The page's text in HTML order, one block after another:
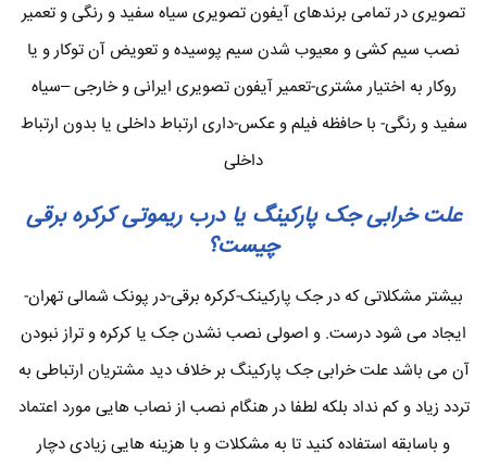
تصویری در تمامی برندهای آیفون تصویری سیاه سفید و رنگی و تعمیر
نصب سیم کشی و معیوب شدن سیم پوسیده و تعویض آن توکار و یا
روکار به اختیار مشتری-تعمیر آیفون تصویری ایرانی و خارجی –سیاه
سفید و رنگی- با حافظه فیلم و عکس-داری ارتباط داخلی یا بدون ارتباط
داخلی
علت خرابی جک پارکینگ یا درب ریموتی کرکره برقی
چیست؟
بیشتر مشکلاتی که در جک پارکینک-کرکره برقی-در پونک شمالی تهران-
ایجاد می شود درست. و اصولی نصب نشدن جک یا کرکره و تراز نبودن
آن می باشد علت خرابی جک پارکینگ بر خلاف دید مشتریان ارتباطی به
تردد زیاد و کم نداد بلکه لطفا در هنگام نصب از نصاب هایی مورد اعتماد
و باسابقه استفاده کنید تا به مشکلات و با هزینه هایی زیادی دچار